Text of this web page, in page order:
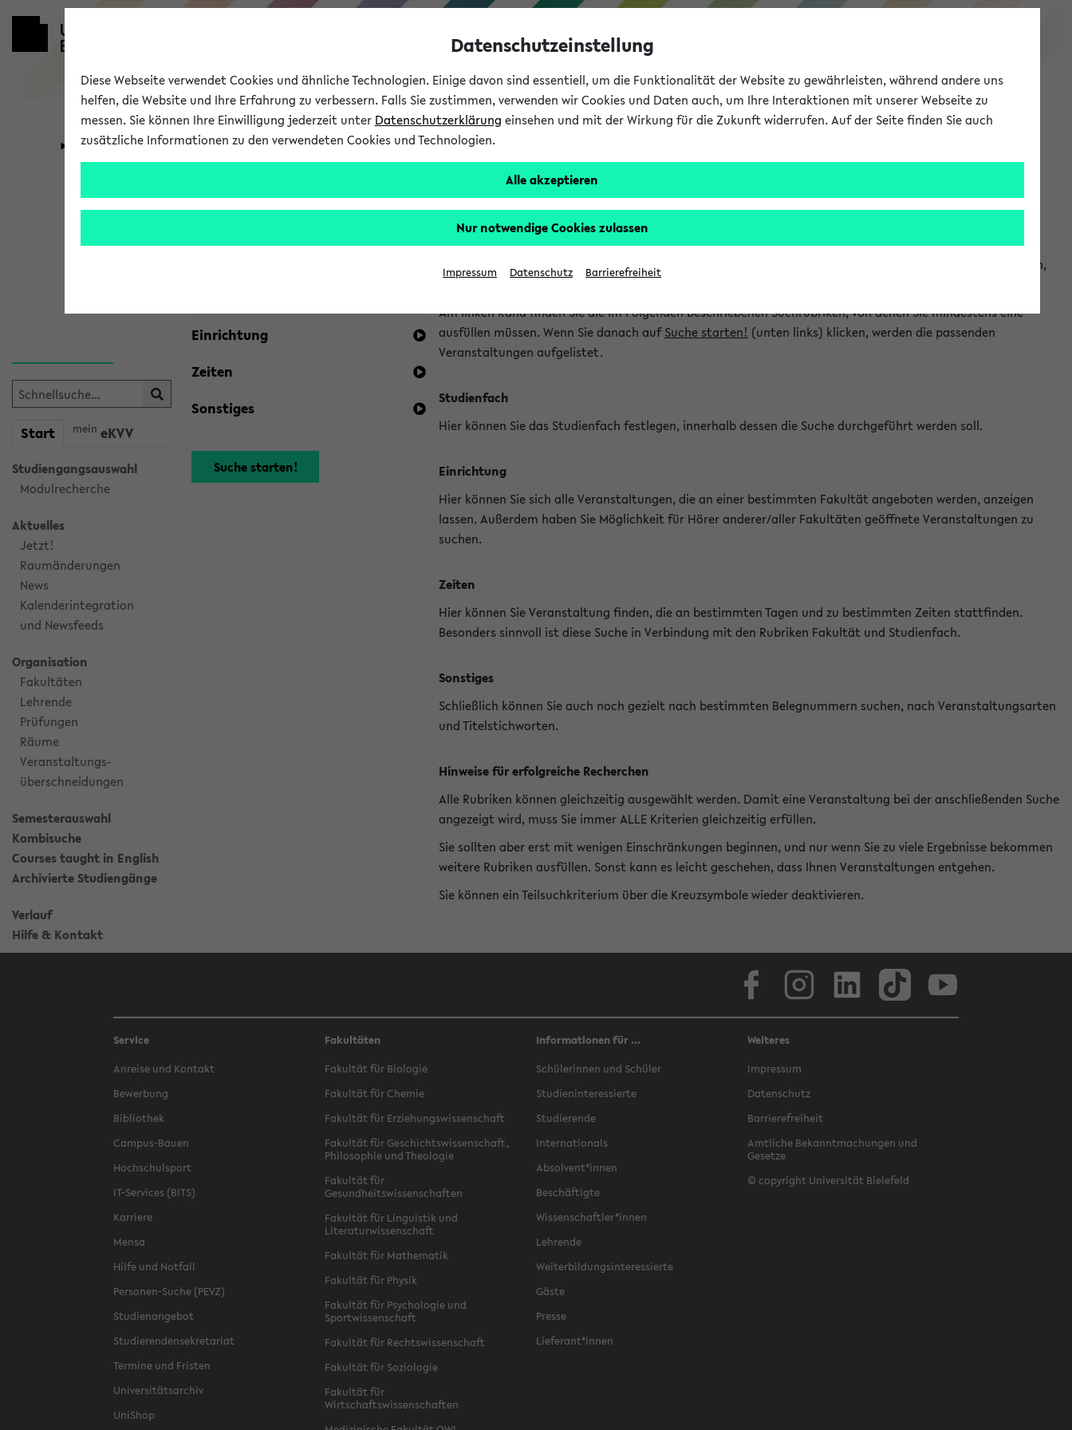
eKVV
Universität Forschung Studium
Start mein eKVV
Studiengangsauswahl
Modulrecherche
Aktuelles
Jetzt!
Raumänderungen
News
Kalenderintegration
und Newsfeeds
Organisation
Fakultäten
Lehrende
Prüfungen
Räume
Veranstaltungs-
überschneidungen
Semesterauswahl
Kombisuche
Courses taught in English
Archivierte Studiengänge
Verlauf
Hilfe & Kontakt
Kombisuche im eKVV
Ihre Suchkriterien:
Einrichtung
Zeiten
Sonstiges
Hinweise zur Kombisuche
Sie können das eKVV nach diversen Kriterien durchsuchen und so gezielt die Veranstaltungen heraussuchen,
die für Sie interessant sind.
Am linken Rand finden Sie die im Folgenden beschriebenen Suchrubriken, von denen Sie mindestens eine
ausfüllen müssen. Wenn Sie danach aufSuche starten! (unten links) klicken, werden die passenden
Veranstaltungen aufgelistet.
Studienfach
Hier können Sie das Studienfach festlegen, innerhalb dessen die Suche durchgeführt werden soll.
Einrichtung
Hier können Sie sich alle Veranstaltungen, die an einer bestimmten Fakultät angeboten werden, anzeigen
lassen. Außerdem haben Sie Möglichkeit für Hörer anderer/aller Fakultäten geöffnete Veranstaltungen zu
suchen.
Zeiten
Hier können Sie Veranstaltung finden, die an bestimmten Tagen und zu bestimmten Zeiten stattfinden.
Besonders sinnvoll ist diese Suche in Verbindung mit den Rubriken Fakultät und Studienfach.
Sonstiges
Schließlich können Sie auch noch gezielt nach bestimmten Belegnummern suchen, nach Veranstaltungsarten
und Titelstichworten.
Hinweise für erfolgreiche Recherchen
Alle Rubriken können gleichzeitig ausgewählt werden. Damit eine Veranstaltung bei der anschließenden Suche
angezeigt wird, muss Sie immer ALLE Kriterien gleichzeitig erfüllen.
Sie sollten aber erst mit wenigen Einschränkungen beginnen, und nur wenn Sie zu viele Ergebnisse bekommen
weitere Rubriken ausfüllen. Sonst kann es leicht geschehen, dass Ihnen Veranstaltungen entgehen.
Sie können ein Teilsuchkriterium über die Kreuzsymbole wieder deaktivieren.
Service
Anreise und Kontakt
Bewerbung
Bibliothek
Campus-Bauen
Hochschulsport
IT-Services (BITS)
Karriere
Mensa
Hilfe und Notfall
Personen-Suche (PEVZ)
Studienangebot
Studierendensekretariat
Termine und Fristen
Universitätsarchiv
UniShop
Fakultäten
Fakultät für Biologie
Fakultät für Chemie
Fakultät für Erziehungswissenschaft
Fakultät für Geschichtswissenschaft,
Philosophie und Theologie
Fakultät für
Gesundheitswissenschaften
Fakultät für Linguistik und
Literaturwissenschaft
Fakultät für Mathematik
Fakultät für Physik
Fakultät für Psychologie und
Sportwissenschaft
Fakultät für Rechtswissenschaft
Fakultät für Soziologie
Fakultät für
Wirtschaftswissenschaften
Informationen für ...
Schülerinnen und Schüler
Studieninteressierte
Studierende
Internationals
Absolvent*innen
Beschäftigte
Wissenschaftler*innen
Lehrende
Weiterbildungsinteressierte
Gäste
Presse
Lieferant*innen
Weiteres
Impressum
Datenschutz
Barrierefreiheit
Amtliche Bekanntmachungen und
Gesetze
© copyright Universität Bielefeld
Datenschutzeinstellung
Diese Webseite verwendet Cookies und ähnliche Technologien. Einige davon sind essentiell, um die Funktionalität der Website zu gewährleisten, während andere uns
helfen, die Website und Ihre Erfahrung zu verbessern. Falls Sie zustimmen, verwenden wir Cookies und Daten auch, um Ihre Interaktionen mit unserer Webseite zu
messen. Sie können Ihre Einwilligung jederzeit unter Datenschutzerklärung einsehen und mit der Wirkung für die Zukunft widerrufen. Auf der Seite finden Sie auch
zusätzliche Informationen zu den verwendeten Cookies und Technologien.
Alle akzeptieren
Nur notwendige Cookies zulassen
Impressum Datenschutz Barrierefreiheit